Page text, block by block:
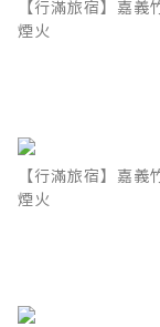
【行滿旅宿】嘉
煙火
【行滿旅宿】嘉
煙火